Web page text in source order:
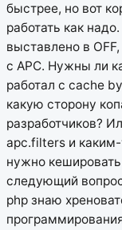
быстрее, но вот
работать как
выставлено в
с APC. Нужны ли
работал с cache
какую сторону
разработчиков?
apc.filters и каким-
нужно кешировать
следующий
php знаю